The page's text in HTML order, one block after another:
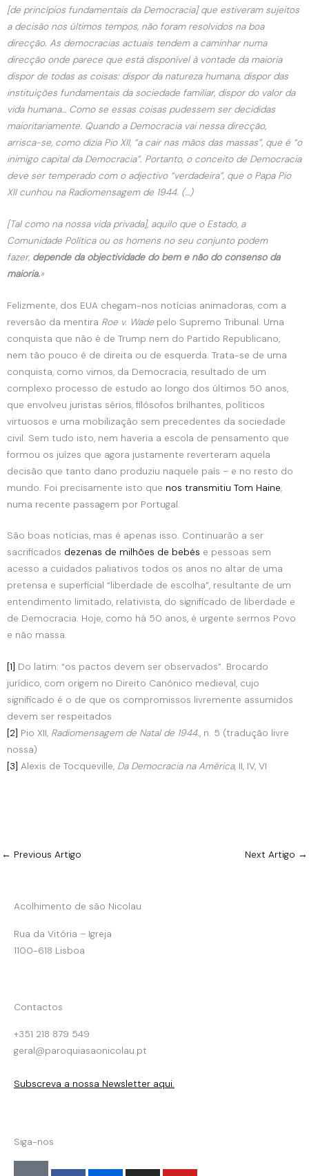
[de princípios fundamentais da Democracia] que estiveram sujeitos
a decisão nos últimos tempos, não foram resolvidos na boa
direcção. As democracias actuais tendem a caminhar numa
direcção onde parece que está disponível à vontade da maioria
dispor de todas as coisas: dispor da natureza humana, dispor das
instituições fundamentais da sociedade familiar, dispor do valor da
vida humana… Como se essas coisas pudessem ser decididas
maioritariamente. Quando a Democracia vai nessa direcção,
arrisca-se, como dizia Pio XII, “a cair nas mãos das massas”, que é “o
inimigo capital da Democracia”. Portanto, o conceito de Democracia
deve ser temperado com o adjectivo “verdadeira”, que o Papa Pio
XII cunhou na Radiomensagem de 1944. (…)
[Tal como na nossa vida privada], aquilo que o Estado, a
Comunidade Política ou os homens no seu conjunto podem
fazer, depende da objectividade do bem e não do consenso da
maioria.»
Felizmente, dos EUA chegam-nos notícias animadoras, com a
reversão da mentira Roe v. Wade pelo Supremo Tribunal. Uma
conquista que não é de Trump nem do Partido Republicano,
nem tão pouco é de direita ou de esquerda. Trata-se de uma
conquista, como vimos, da Democracia, resultado de um
complexo processo de estudo ao longo dos últimos 50 anos,
que envolveu juristas sérios, filósofos brilhantes, políticos
virtuosos e uma mobilização sem precedentes da sociedade
civil. Sem tudo isto, nem haveria a escola de pensamento que
formou os juízes que agora justamente reverteram aquela
decisão que tanto dano produziu naquele país – e no resto do
mundo. Foi precisamente isto que nos transmitiu Tom Haine
numa recente passagem por Portugal.
São boas notícias, mas é apenas isso. Continuarão a ser
sacrificados dezenas de milhões de bebés e pessoas sem
acesso a cuidados paliativos todos os anos no altar de uma
pretensa e superficial “liberdade de escolha”, resultante de um
entendimento limitado, relativista, do significado de liberdade e
de Democracia. Hoje, como há 50 anos, é urgente sermos Povo
e não massa.
[1] Do latim: “os pactos devem ser observados”. Brocardo
jurídico, com origem no Direito Canónico medieval, cujo
significado é o de que os compromissos livremente assumidos
devem ser respeitados
[2] Pio XII, Radiomensagem de Natal de 1944., n. 5 (tradução livre
nossa)
[3] Alexis de Tocqueville, Da Democracia na América, II, IV, VI
← Previous Artigo Next Artigo →
Acolhimento de são Nicolau
Rua da Vitória – Igreja
1100-618 Lisboa
Contactos
+351 218 879 549
geral@paroquiasaonicolau.pt
Subscreva a nossa Newsletter aqui.
Siga-nos
F F I Y